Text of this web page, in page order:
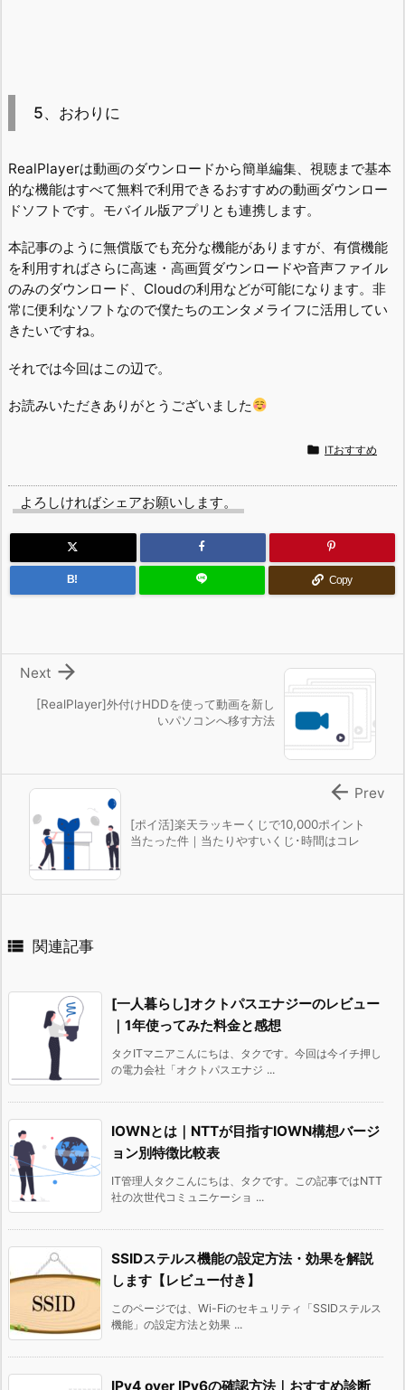
5、おわりに
RealPlayerは動画のダウンロードから簡単編集、視聴まで基本
的な機能はすべて無料で利用できるおすすめの動画ダウンロー
ドソフトです。モバイル版アプリとも連携します。
本記事のように無償版でも充分な機能がありますが、有償機能
を利用すればさらに高速・高画質ダウンロードや音声ファイル
のみのダウンロード、Cloudの利用などが可能になります。非
常に便利なソフトなので僕たちのエンタメライフに活用してい
きたいですね。
それでは今回はこの辺で。
お読みいただきありがとうございました
 ITおすすめ
よろしければシェアお願いします。
B! Copy
[RealPlayer]外付けHDDを使って動画を新し
いパソコンへ移す方法

Next
[ポイ活]楽天ラッキーくじで10,000ポイント
当たった件｜当たりやすいくじ･時間はコレ
 Prev
 関連記事
[一人暮らし]オクトパスエナジーのレビュー
｜1年使ってみた料金と感想
タクITマニアこんにちは、タクです。今回は今イチ押し
の電力会社「オクトパスエナジ ...
IOWNとは｜NTTが目指すIOWN構想バージ
ョン別特徴比較表
IT管理人タクこんにちは、タクです。この記事ではNTT
社の次世代コミュニケーショ ...
SSIDステルス機能の設定方法・効果を解説
します【レビュー付き】
このページでは、Wi-Fiのセキュリティ「SSIDステルス
機能」の設定方法と効果 ...
IPv4 over IPv6の確認方法｜おすすめ診断